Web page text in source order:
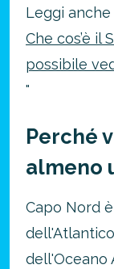
Leggi anche
Che cos’è il
possibile
"
Perché
almeno
Capo Nord
dell'Oceano